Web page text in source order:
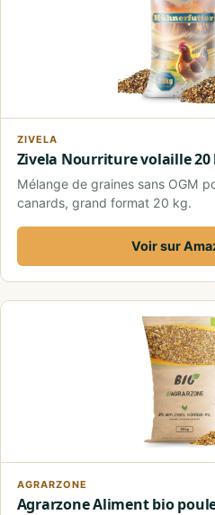
ZIVELA
Zivela Nourriture volaille 20
Mélange de graines sans OGM
canards, grand format 20 kg.
Voir sur
AGRARZONE
Agrarzone Aliment bio